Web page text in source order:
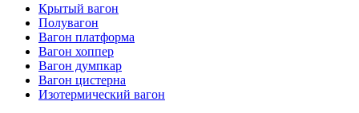
Крытый вагон
Полувагон
Вагон платформа
Вагон хоппер
Вагон думпкар
Вагон цистерна
Изотермический вагон